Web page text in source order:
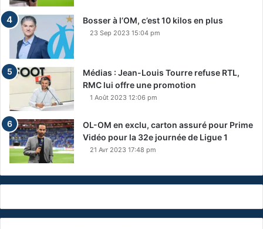
Bosser à l’OM, c’est 10 kilos en plus
23 Sep 2023 15:04 pm
Médias : Jean-Louis Tourre refuse RTL,
RMC lui offre une promotion
1 Août 2023 12:06 pm
OL-OM en exclu, carton assuré pour Prime
Vidéo pour la 32e journée de Ligue 1
21 Avr 2023 17:48 pm